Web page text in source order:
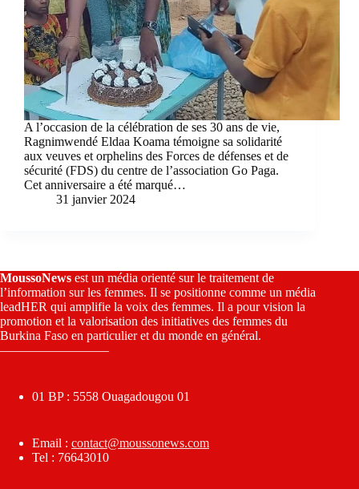
A l’occasion de la célébration de ses 30 ans de vie,
Ragnimwendé Eldaa Koama témoigne sa solidarité
aux veuves et orphelins des Forces de défenses et de
sécurité (FDS) du centre de l’association Go Paga.
Cet anniversaire a été marqué…
31 janvier 2024
MoussoNews est un média orienté sur le traitement de
l’information sur les femmes. Il se positionne comme un média
leadHER qui amplifie la voix des femmes. Il a pour vision la
promotion et la valorisation des initiatives des femmes du
Burkina Faso en particulier et du monde en général.
————————–
01 BP : 5558 Ouagadougou 01
Email : contact@moussonews.com
Tel : 76643010